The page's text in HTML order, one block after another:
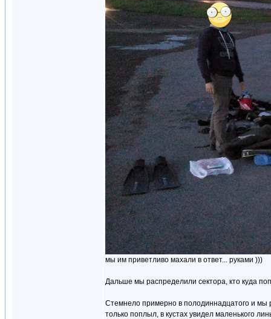
мы им приветливо махали в ответ... руками )))
Дальше мы распределили сектора, кто куда
Стемнело примерно в полодиннадцатого и мы
только поплыл, в кустах увидел маленького